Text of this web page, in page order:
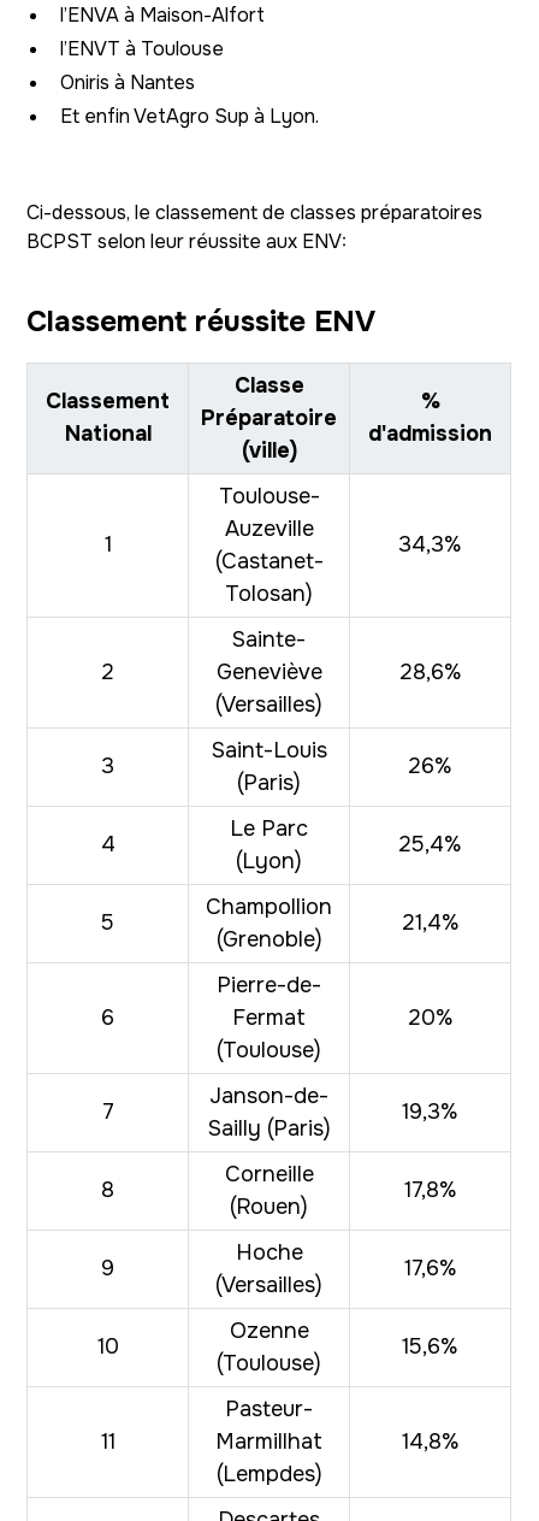
l’ENVA à Maison-Alfort
l’ENVT à Toulouse
Oniris à Nantes
Et enfin VetAgro Sup à Lyon.
Ci-dessous, le classement de classes préparatoires
BCPST selon leur réussite aux ENV:
Classement réussite ENV
Classement
National
Classe
Préparatoire
(ville)
%
d'admission
1
Toulouse-
Auzeville
(Castanet-
Tolosan)
34,3%
2
Sainte-
Geneviève
(Versailles)
28,6%
3
Saint-Louis
(Paris)
26%
4
Le Parc
(Lyon)
25,4%
5
Champollion
(Grenoble)
21,4%
6
Pierre-de-
Fermat
(Toulouse)
20%
7
Janson-de-
Sailly (Paris)
19,3%
8
Corneille
(Rouen)
17,8%
9
Hoche
(Versailles)
17,6%
10
Ozenne
(Toulouse)
15,6%
11
Pasteur-
Marmillhat
(Lempdes)
14,8%